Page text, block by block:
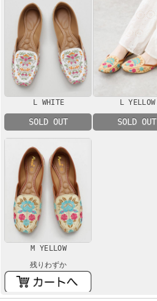
L WHITE
SOLD OUT
L YELLOW
SOLD OUT
M YELLOW
残りわずか